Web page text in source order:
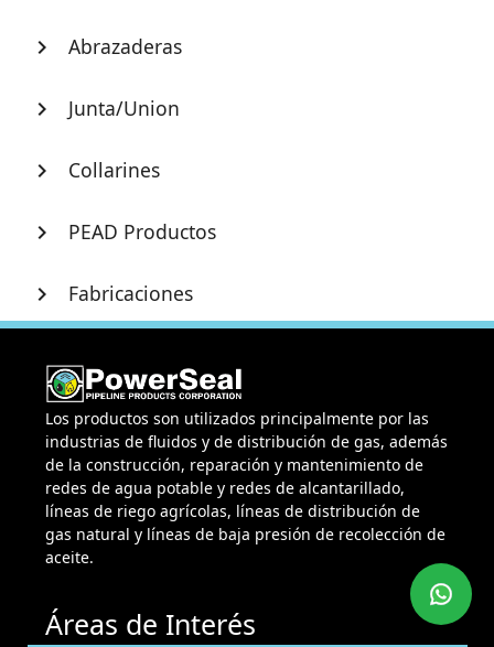
chevron_right Abrazaderas
chevron_right Junta/Union
chevron_right Collarines
chevron_right PEAD Productos
chevron_right Fabricaciones
Los productos son utilizados principalmente por las
industrias de fluidos y de distribución de gas, además
de la construcción, reparación y mantenimiento de
redes de agua potable y redes de alcantarillado,
líneas de riego agrícolas, líneas de distribución de
gas natural y líneas de baja presión de recolección de
aceite.
Áreas de Interés